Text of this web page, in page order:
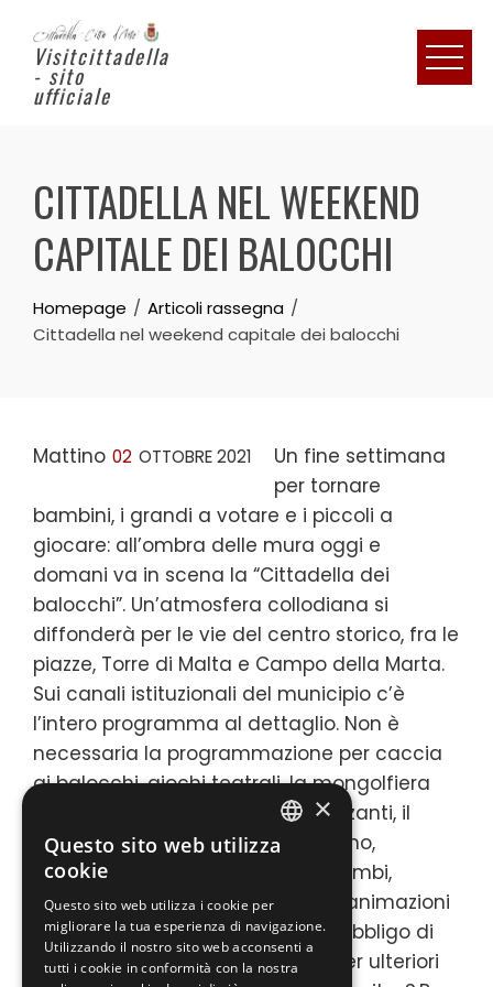
Visitcittadella
- sito
ufficiale
CITTADELLA NEL WEEKEND
CAPITALE DEI BALOCCHI
Homepage
Articoli rassegna
Cittadella nel weekend capitale dei balocchi
Mattino 02 OTTOBRE 2021
Un fine settimana
per tornare
bambini, i grandi a votare e i piccoli a
giocare: all’ombra delle mura oggi e
domani va in scena la “Cittadella dei
balocchi”. Un’atmosfera collodiana si
diffonderà per le vie del centro storico, fra le
piazze, Torre di Malta e Campo della Marta.
Sui canali istituzionali del municipio c’è
l’intero programma al dettaglio. Non è
necessaria la programmazione per caccia
ai balocchi, giochi teatrali, la mongolfiera
dei sogni e le magiche bolle danzanti, il
giardino dei monelli, giochi di legno,
l’ambulanza dei pupazzi, truccabimbi,
scodinzoliamo con i Dogames e animazioni
musicali. Per le altre attività per obbligo di
legge necessario il green pass. Per ulteriori
×
Questo sito web utilizza
cookie
Questo sito web utilizza i cookie per
migliorare la tua esperienza di navigazione.
Utilizzando il nostro sito web acconsenti a
tutti i cookie in conformità con la nostra